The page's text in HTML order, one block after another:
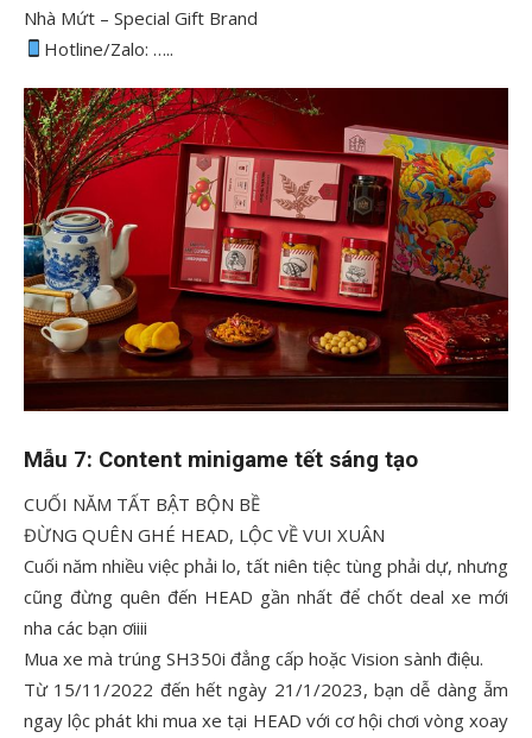
Nhà Mứt – Special Gift Brand
Hotline/Zalo: …..
Mẫu 7: Content minigame tết sáng tạo
CUỐI NĂM TẤT BẬT BỘN BỀ
ĐỪNG QUÊN GHÉ HEAD, LỘC VỀ VUI XUÂN
Cuối năm nhiều việc phải lo, tất niên tiệc tùng phải dự, nhưng
cũng đừng quên đến HEAD gần nhất để chốt deal xe mới
nha các bạn ơiiii
Mua xe mà trúng SH350i đẳng cấp hoặc Vision sành điệu.
Từ 15/11/2022 đến hết ngày 21/1/2023, bạn dễ dàng ẵm
ngay lộc phát khi mua xe tại HEAD với cơ hội chơi vòng xoay